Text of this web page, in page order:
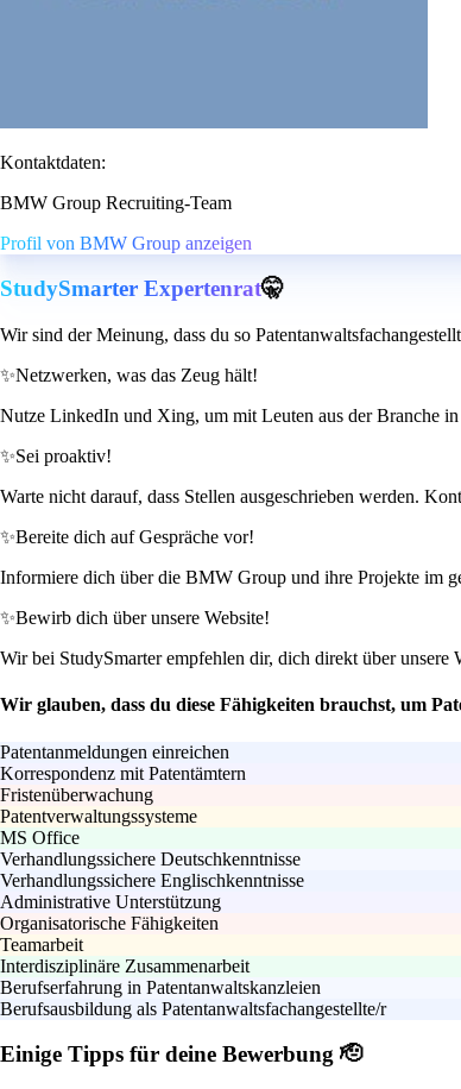
Kontaktdaten:
BMW Group Recruiting-Team
Profil von BMW Group anzeigen
StudySmarter Expertenrat🤫
Wir sind der Meinung, dass du so
✨Netzwerken, was das Zeug hält!
Nutze LinkedIn und Xing, um mit Leuten aus der Branche
✨Sei proaktiv!
Warte nicht darauf, dass Stellen ausgeschrieben werden.
✨Bereite dich auf Gespräche vor!
Informiere dich über die BMW Group und ihre Projekte im
✨Bewirb dich über unsere Website!
Wir bei StudySmarter empfehlen dir, dich direkt über
Wir glauben, dass du diese Fähigkeiten brauchst, um
Patentanmeldungen einreichen
Korrespondenz mit Patentämtern
Fristenüberwachung
Patentverwaltungssysteme
MS Office
Verhandlungssichere Deutschkenntnisse
Verhandlungssichere Englischkenntnisse
Administrative Unterstützung
Organisatorische Fähigkeiten
Teamarbeit
Interdisziplinäre Zusammenarbeit
Berufserfahrung in Patentanwaltskanzleien
Berufsausbildung als Patentanwaltsfachangestellte/r
Einige Tipps für deine Bewerbung 🫡